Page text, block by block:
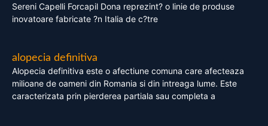
Sereni Capelli Forcapil Dona reprezint? o linie de produse
inovatoare fabricate ?n Italia de c?tre
alopecia definitiva
Alopecia definitiva este o afectiune comuna care afecteaza
milioane de oameni din Romania si din intreaga lume. Este
caracterizata prin pierderea partiala sau completa a